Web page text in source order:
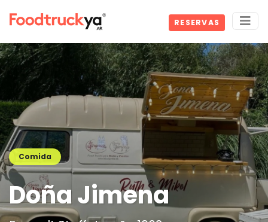
RESERVAS
Comida
Doña Jimena